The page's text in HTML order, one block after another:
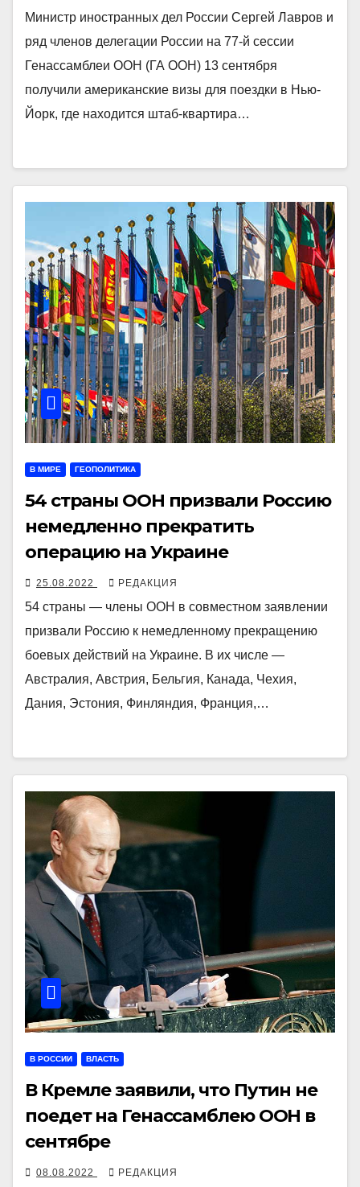
Министр иностранных дел России Сергей Лавров и
ряд членов делегации России на 77-й сессии
Генассамблеи ООН (ГА ООН) 13 сентября
получили американские визы для поездки в Нью-
Йорк, где находится штаб-квартира…
В МИРЕ ГЕОПОЛИТИКА
54 страны ООН призвали Россию
немедленно прекратить
операцию на Украине
25.08.2022 РЕДАКЦИЯ
54 страны — члены ООН в совместном заявлении
призвали Россию к немедленному прекращению
боевых действий на Украине. В их числе —
Австралия, Австрия, Бельгия, Канада, Чехия,
Дания, Эстония, Финляндия, Франция,…
В РОССИИ ВЛАСТЬ
В Кремле заявили, что Путин не
поедет на Генассамблею ООН в
сентябре
08.08.2022 РЕДАКЦИЯ